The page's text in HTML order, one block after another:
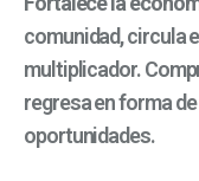
comunidad, circula
multiplicador.
regresa en forma
oportunidades.